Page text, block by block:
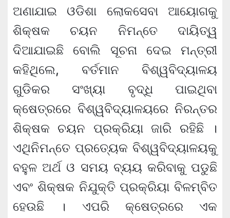
ଅଣାଯାଇ ଓଡିଶା ଲୋକସେବା ଆୟୋଗକୁ
ଶିକ୍ଷକ ଚୟନ ନିମନ୍ତେ ଦାୟିତ୍ୱ
ଦିଆଯାଇଛି ବୋଲି ସୂଚନା ଦେଇ ମନ୍ତ୍ରୀ
କହିଥିଲେ, ବର୍ତମାନ ବିଶ୍ୱବିଦ୍ୟାଳୟ
ଗୁଡିକର ସଂଖ୍ୟା ବୃଦ୍ଧି ପାଇଥିବା
କ୍ଷେତ୍ରରେ ବିଶ୍ୱବିଦ୍ୟାଳୟରେ ନିରନ୍ତର
ଶିକ୍ଷକ ଚୟନ ପ୍ରକ୍ରିୟା ଜାରି ରହିଛି ।
ଏଥିନିମନ୍ତେ ପ୍ରତ୍ୟେକ ବିଶ୍ୱବିଦ୍ୟାଳୟକୁ
ବହୁଳ ଅର୍ଥ ଓ ସମୟ ବ୍ୟୟ କରିବାକୁ ପଡୁଛି
ଏବଂ ଶିକ୍ଷକ ନିଯୁକ୍ତି ପ୍ରକ୍ରିୟା ବିଳମ୍ବିତ
ହେଉଛି । ଏପରି କ୍ଷେତ୍ରରେ ଏକ